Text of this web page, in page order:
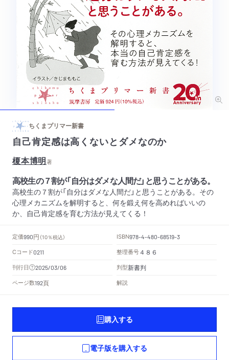
ちくまプリマー新書
自己肯定感は高くないとダメなのか
榎本博明著
高校生の７割が「自分はダメな人間だ」と思うことがある。
高校生の７割が「自分はダメな人間だ」と思うことがある。その
心理メカニズムを解明すると、何を鍛え何を高めればいいの
か、自己肯定感を育む方法が見えてくる！
定価990円 （10％税込） ISBN978-4-480-68519-3
Cコード0211 整理番号４８６
刊行日 2025/03/06 判型新書判
ページ数192頁 解説
購入する
電子版を購入する